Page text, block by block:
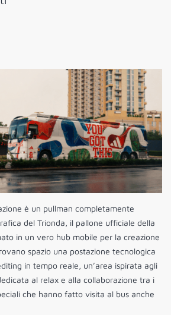
è un pullman completamente
del Trionda, il pallone ufficiale della
in un vero hub mobile per la creazione
spazio una postazione tecnologica
in tempo reale, un’area ispirata agli
al relax e alla collaborazione tra i
che hanno fatto visita al bus anche